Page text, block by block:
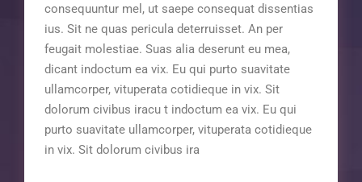
consequuntur mel, ut saepe consequat dissentias
ius. Sit ne quas pericula deterruisset. An per
feugait molestiae. Suas alia deserunt eu mea,
dicant indoctum ea vix. Eu qui purto suavitate
ullamcorper, vituperata cotidieque in vix. Sit
dolorum civibus iracu t indoctum ea vix. Eu qui
purto suavitate ullamcorper, vituperata cotidieque
in vix. Sit dolorum civibus ira